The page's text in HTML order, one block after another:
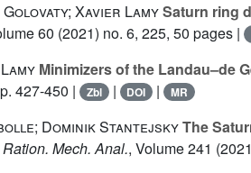
Xavier LamySaturn ring
60 (2021) no. 6, 225, 50 pages |
Minimizers of the Landau–de
427-450 | Zbl | DOI | MR
Dominik StantejskyThe
Mech. Anal., Volume 241